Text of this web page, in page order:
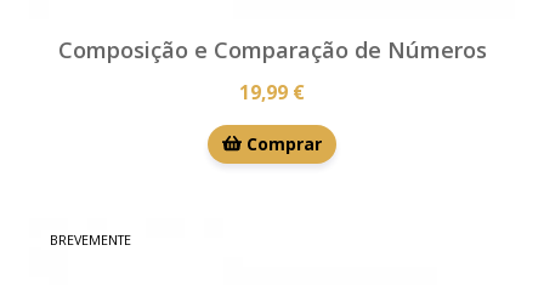
Composição e Comparação de Números
19,99 €
Comprar
BREVEMENTE